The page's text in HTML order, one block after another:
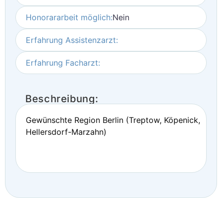
Honorararbeit möglich:Nein
Erfahrung Assistenzarzt:
Erfahrung Facharzt:
Beschreibung:
Gewünschte Region Berlin (Treptow, Köpenick,
Hellersdorf-Marzahn)